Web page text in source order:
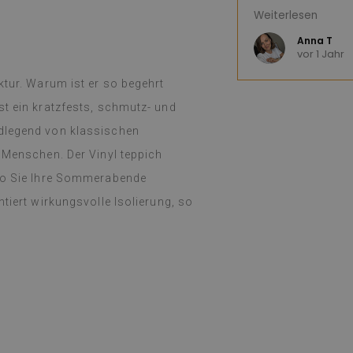
Warum ist er so begehrt
ein kratzfests, schmutz- und
von klassischen
Der Vinyl teppich
Sie Ihre Sommerabende
wirkungsvolle Isolierung, so
diesen Laden
(Von Google
Weiterlesen
Anna T
vor 1 Jahr